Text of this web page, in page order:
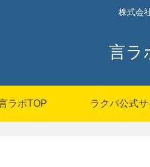
株式会
言ラ
ラボTOP ラクパ公式サ